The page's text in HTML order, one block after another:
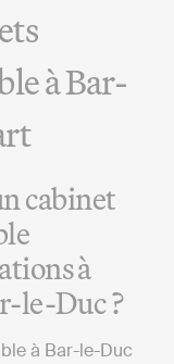
à Bar-
cabinet
à
le-Duc ?
à Bar-le-Duc